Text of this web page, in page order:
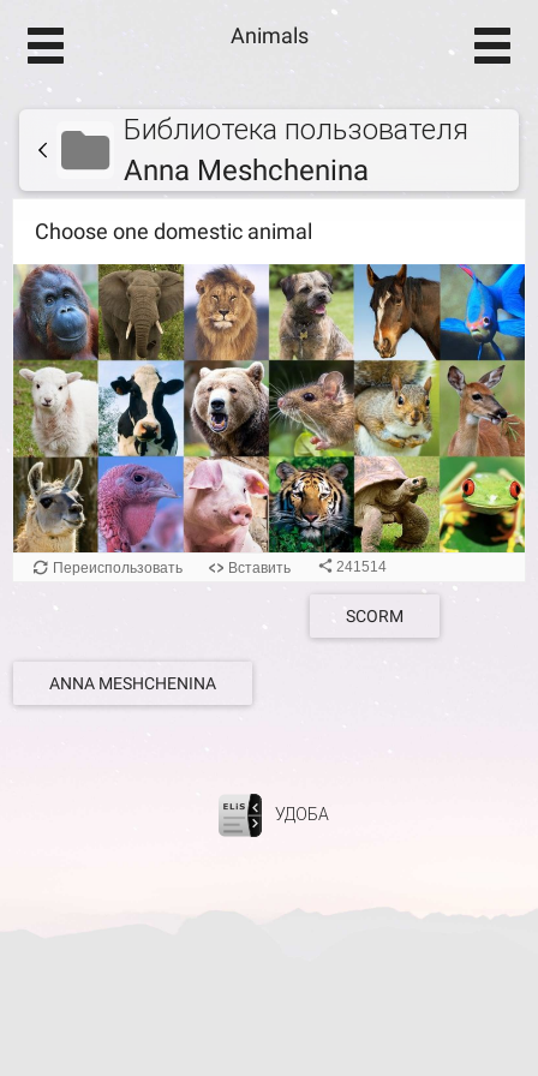
Animals
Библиотека пользователя
Anna Meshchenina
Choose one domestic animal
Переиспользовать Вставить 241514
SCORM
ANNA MESHCHENINA
УДОБА